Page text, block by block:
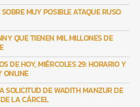
MUY POSIBLE ATAQUE RUSO
QUE TIENEN MIL MILLONES DE
DE HOY, MIÉRCOLES 29: HORARIO Y
ONLINE
SOLICITUD DE WADITH MANZUR DE
LA CÁRCEL